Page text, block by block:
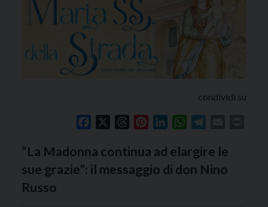
condividi su
Facebook ThreadsPinterestLinkedInWhatsApp
“La Madonna continua ad elargire le
sue grazie”: il messaggio di don Nino
Russo